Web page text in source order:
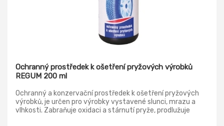
Ochranný prostředek k ošetření pryžových výrobků
REGUM 200 ml
Ochranný a konzervační prostředek k ošetření pryžových
výrobků, je určen pro výrobky vystavené slunci, mrazu a
vlhkosti. Zabraňuje oxidaci a stárnutí pryže, prodlužuje